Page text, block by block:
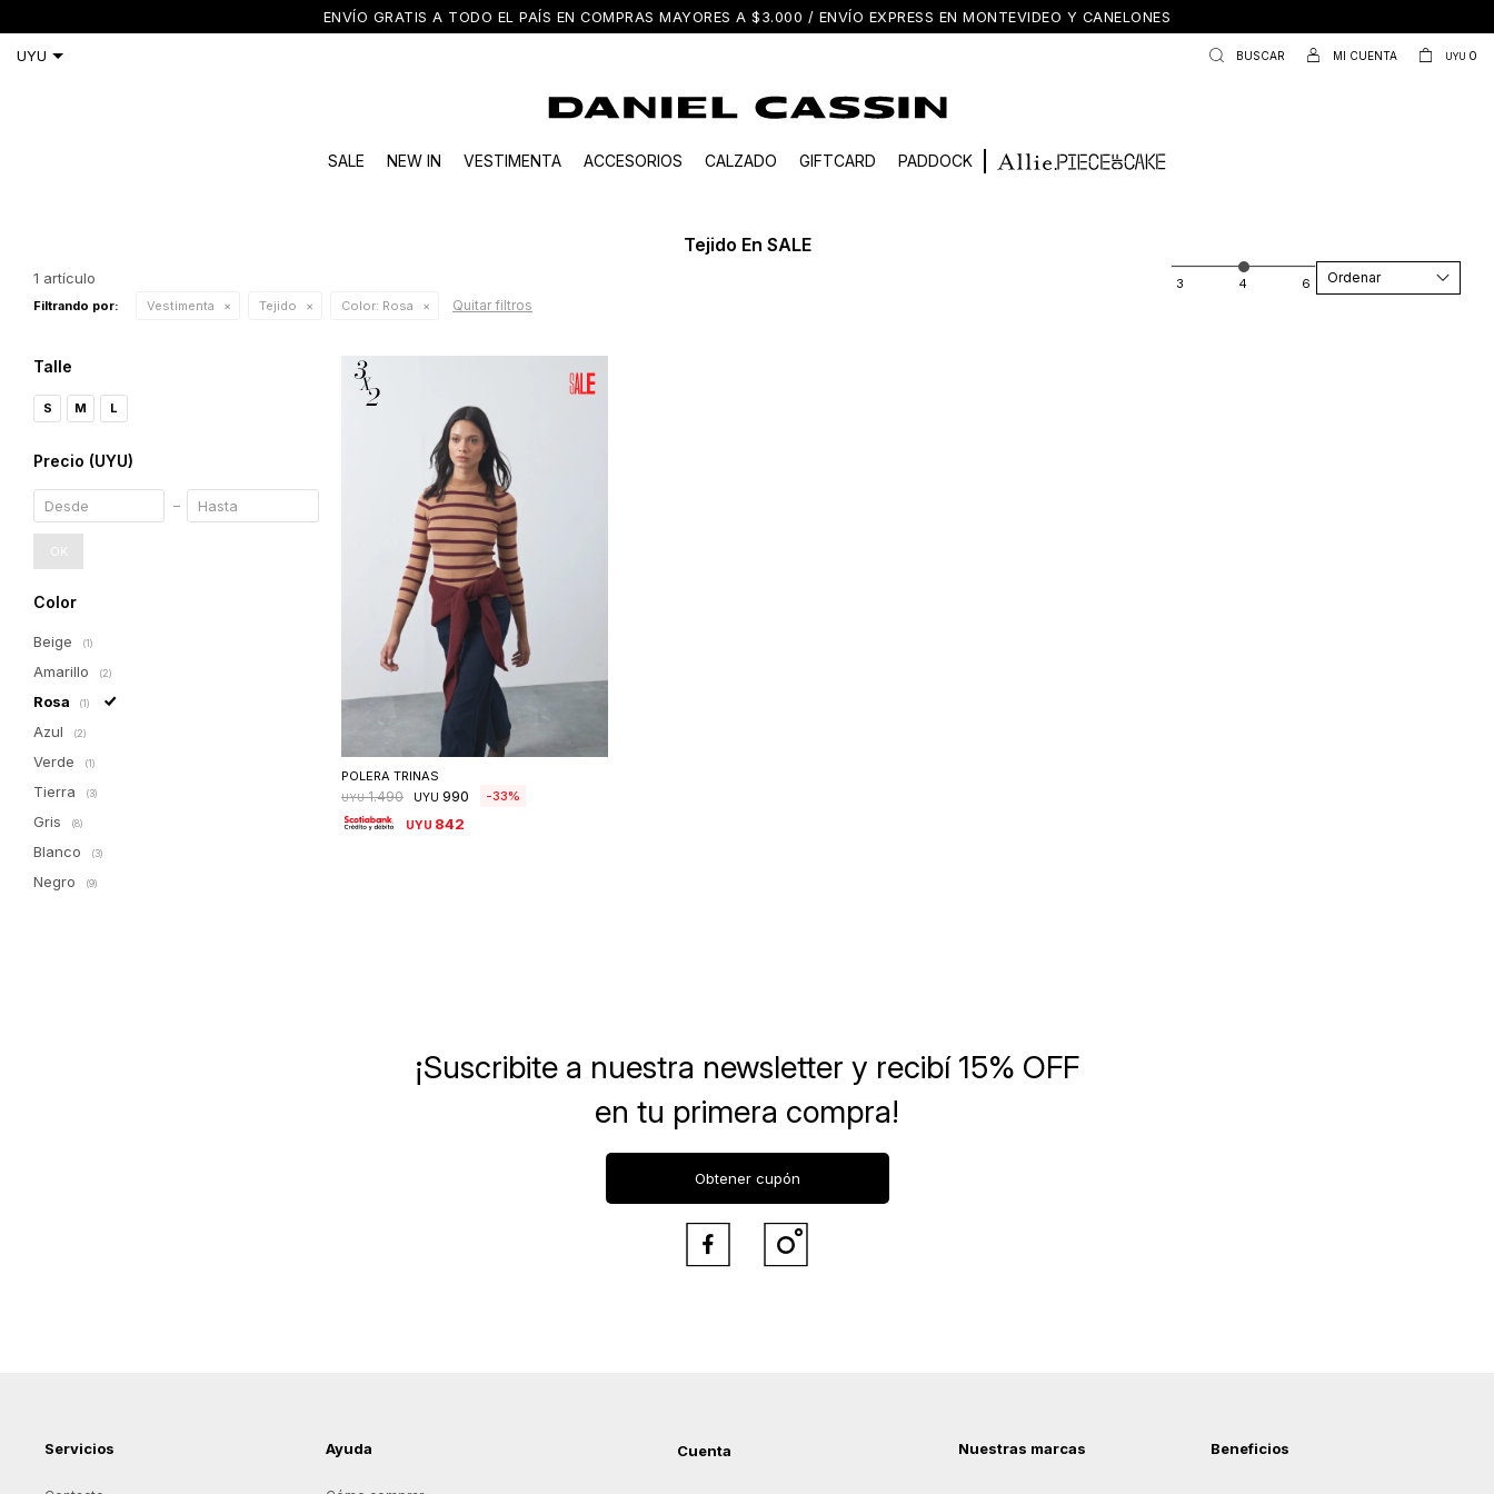
ENVÍO GRATIS A TODO EL PAÍS EN COMPRAS MAYORES A $3.000 / ENVÍO EXPRESS EN MONTEVIDEO Y CANELONES
SALE NEW IN VESTIMENTA ACCESORIOS CALZADO GIFTCARD PADDOCK
UYU 0
Tejido En SALE
1 artículo Recomendados
Filtrando por: Vestimenta Tejido Color: Rosa Quitar filtros
Seleccionar talle
POLERA TRINAS
UYU 1.490 UYU 990 33
UYU 842
Talle
S M L
Precio (UYU)
OK
Color
Beige (1)
Amarillo (2)
Rosa (1)
Azul (2)
Verde (1)
Tierra (3)
Gris (8)
Blanco (3)
Negro (9)
Servicios Ayuda Cuenta Nuestras marcas Beneficios
¡Suscribite a nuestra newsletter y recibí 15% OFF
en tu primera compra!
Obtener cupón
 